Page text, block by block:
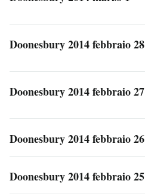
Doonesbury 2014 febbraio 28
Doonesbury 2014 febbraio 27
Doonesbury 2014 febbraio 26
Doonesbury 2014 febbraio 25